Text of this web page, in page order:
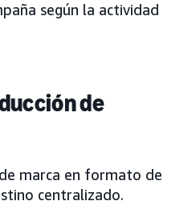
según la actividad
de
marca en formato de
centralizado.